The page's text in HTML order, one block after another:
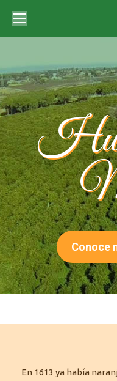
Conoce
En 1613 ya había